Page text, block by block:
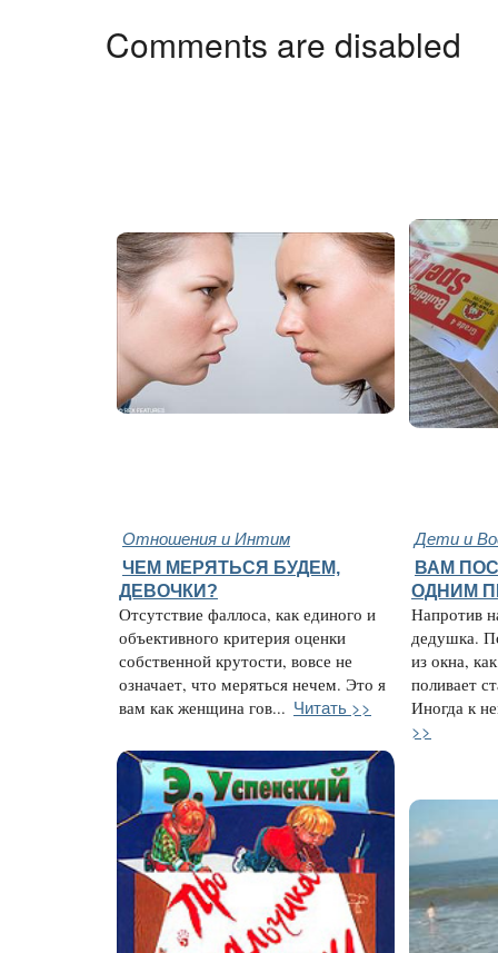
Comments are disabled
Отношения и Интим Дети и
ЧЕМ МЕРЯТЬСЯ БУДЕМ,
ДЕВОЧКИ?
Отсутствие фаллоса, как единого и
объективного критерия оценки
собственной крутости, вовсе не
означает, что меряться нечем. Это я
вам как женщина гов... Читать >>
ВАМ
ОДНИМ
Напротив
дедушка.
из окна,
поливает
Иногда к
>>